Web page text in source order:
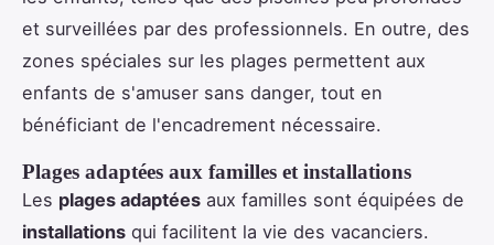
et surveillées par des professionnels. En outre, des
zones spéciales sur les plages permettent aux
enfants de s'amuser sans danger, tout en
bénéficiant de l'encadrement nécessaire.
Plages adaptées aux familles et installations
Les plages adaptées aux familles sont équipées de
installations qui facilitent la vie des vacanciers.